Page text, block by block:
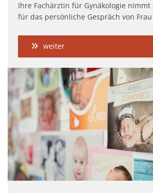
Ihre Fachärztin für Gynäkologie nimmt
für das persönliche Gespräch von
weiter